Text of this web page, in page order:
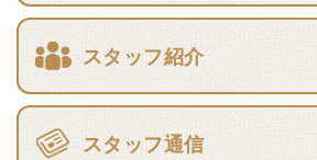
スタッフ紹介
スタッフ通信